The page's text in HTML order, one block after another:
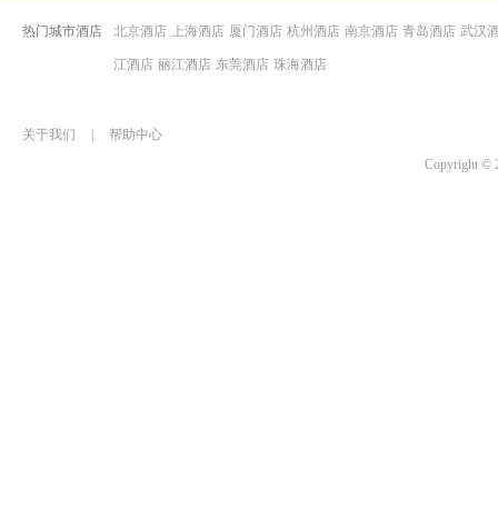
热门城市酒店 北京酒店 上海酒店 厦门酒店 杭州酒店 南京酒店 青岛酒店 武汉
江酒店 丽江酒店 东莞酒店 珠海酒店
关于我们
帮助中心
Copyright ©